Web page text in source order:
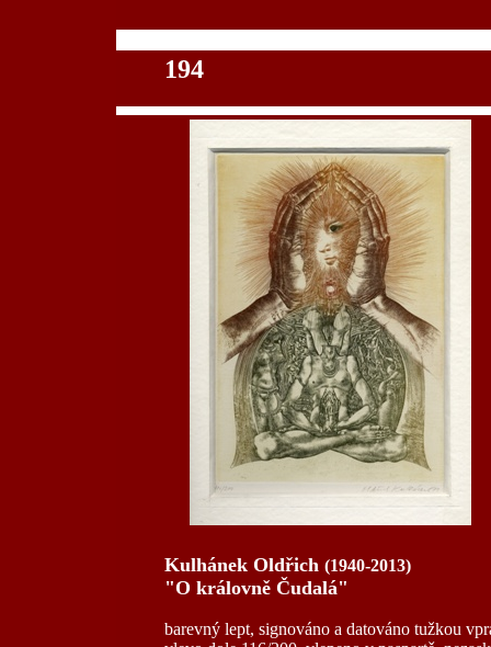
194
Kulhánek Oldřich (1940-2013)
"O královně Čudalá"
barevný lept, signováno a datováno tužkou